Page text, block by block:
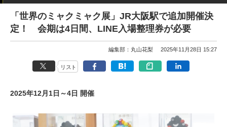
「世界のミャクミャク展」JR大阪駅で追加開催決
定！ 会期は4日間、LINE入場整理券が必要
編集部：丸山花梨 2025年11月28日 15:27
リスト
2025年12月1日～4日 開催